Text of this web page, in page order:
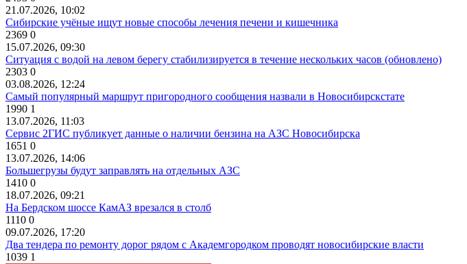
21.07.2026, 10:02
Сибирские учёные ищут новые способы лечения печени и кишечника
2369 0
15.07.2026, 09:30
Ситуация с водой на левом берегу стабилизируется в течение нескольких часов (обновлено)
2303 0
03.08.2026, 12:24
Самый популярный маршрут пригородного сообщения назвали в Новосибирскстате
1990 1
13.07.2026, 11:03
Сервис 2ГИС публикует данные о наличии бензина на АЗС Новосибирска
1651 0
13.07.2026, 14:06
Большегрузы будут заправлять на отдельных АЗС
1410 0
18.07.2026, 09:21
На Бердском шоссе КамАЗ врезался в столб
1110 0
09.07.2026, 17:20
Два тендера по ремонту дорог рядом с Академгородком проводят новосибирские власти
1039 1